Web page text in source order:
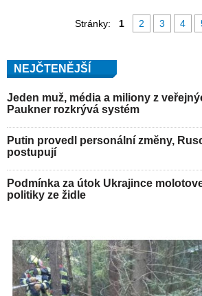
Stránky: 1 2 3 4
NEJČTENĚJŠÍ
Jeden muž, média a miliony z
Paukner rozkrývá systém
Putin provedl personální změny,
postupují
Podmínka za útok Ukrajince
politiky ze židle